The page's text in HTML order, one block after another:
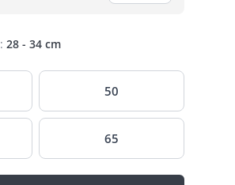
: 28 - 34 cm
50
65